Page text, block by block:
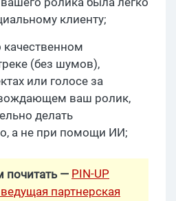
клиенту;
качественном
(без шумов),
или голосе за
ваш ролик,
делать
а не при помощи ИИ;
почитать — PIN-UP
партнерская